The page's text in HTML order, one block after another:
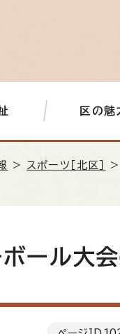
区の魅
> スポーツ［北区］
ボール大